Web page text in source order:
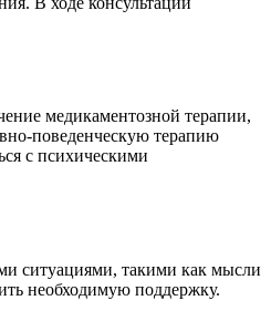
медикаментозной терапии,
поведенческую терапию
с психическими
ситуациями, такими как мысли
необходимую поддержку.